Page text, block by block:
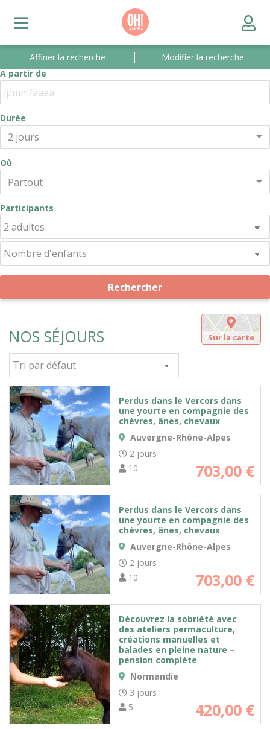
Affiner la recherche
Modifier la recherche
A partir de
Durée
2 jours
Où
Partout
Participants
Rechercher
NOS SÉJOURS Sur la carte
Perdus dans le Vercors dans
une yourte en compagnie des
chèvres, ânes, chevaux
Auvergne-Rhône-Alpes
2 jours
10
703,00 €
Perdus dans le Vercors dans
une yourte en compagnie des
chèvres, ânes, chevaux
Auvergne-Rhône-Alpes
2 jours
10
703,00 €
Découvrez la sobriété avec
des ateliers permaculture,
créations manuelles et
balades en pleine nature –
pension complète
Normandie
3 jours
5
420,00 €